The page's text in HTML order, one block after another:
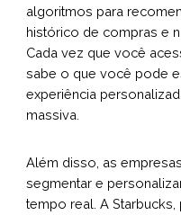
algoritmos para
histórico de compras e
Cada vez que você
sabe o que você pode
experiência
massiva.
Além disso, as
segmentar e
tempo real. A